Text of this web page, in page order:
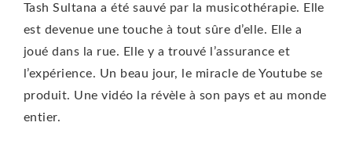
Tash Sultana a été sauvé par la musicothérapie. Elle
est devenue une touche à tout sûre d’elle. Elle a
joué dans la rue. Elle y a trouvé l’assurance et
l’expérience. Un beau jour, le miracle de Youtube se
produit. Une vidéo la révèle à son pays et au monde
entier.